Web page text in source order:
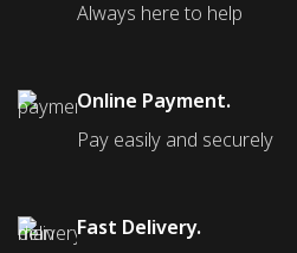
Always here to help
Online Payment.
Pay easily and securely
Fast Delivery.